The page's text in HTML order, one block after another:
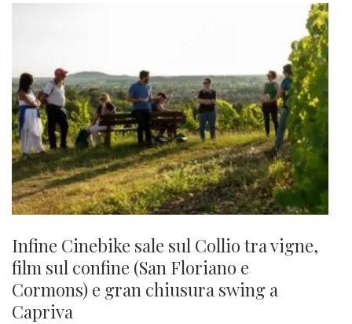
Infine Cinebike sale sul Collio tra vigne,
film sul confine (San Floriano e
Cormons) e gran chiusura swing a
Capriva